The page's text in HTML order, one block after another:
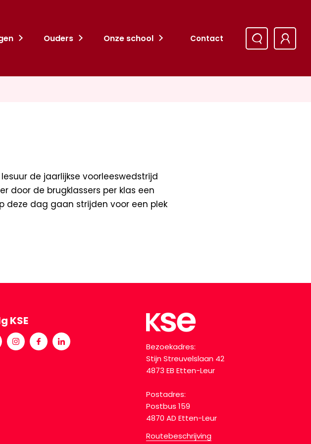
Ouders Onze school Contact
de jaarlijkse voorleeswedstrijd
door de brugklassers per klas een
deze dag gaan strijden voor een plek
KSE
Bezoekadres:
Stijn Streuvelslaan 42
4873 EB Etten-Leur
Postadres:
Postbus 159
4870 AD Etten-Leur
Routebeschrijving